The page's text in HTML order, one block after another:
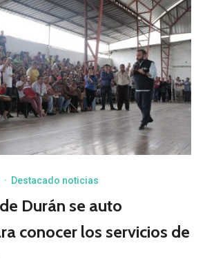
· Destacado noticias
Durán se auto
conocer los servicios de